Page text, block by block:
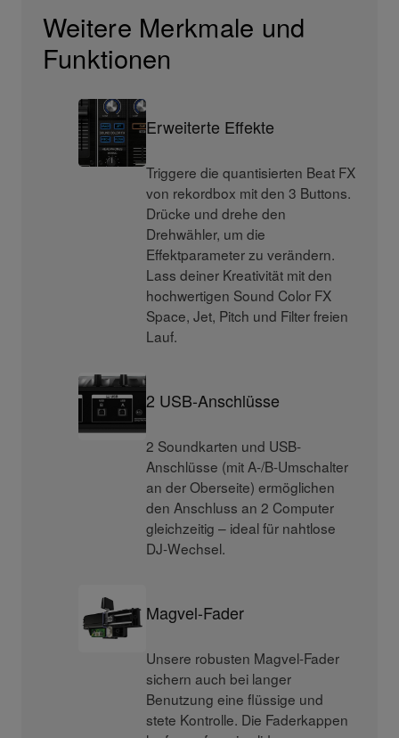
Weitere Merkmale und
Funktionen
Erweiterte Effekte
Triggere die quantisierten Beat FX
von rekordbox mit den 3 Buttons.
Drücke und drehe den
Drehwähler, um die
Effektparameter zu verändern.
Lass deiner Kreativität mit den
hochwertigen Sound Color FX
Space, Jet, Pitch und Filter freien
Lauf.
2 USB-Anschlüsse
2 Soundkarten und USB-
Anschlüsse (mit A-/B-Umschalter
an der Oberseite) ermöglichen
den Anschluss an 2 Computer
gleichzeitig – ideal für nahtlose
DJ-Wechsel.
Magvel-Fader
Unsere robusten Magvel-Fader
sichern auch bei langer
Benutzung eine flüssige und
stete Kontrolle. Die Faderkappen